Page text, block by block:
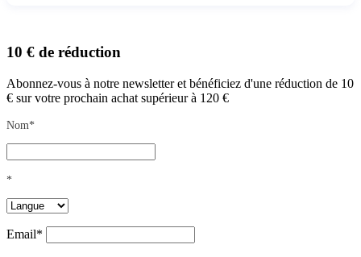
10 € de réduction
Abonnez-vous à notre newsletter et bénéficiez d'une réduction de 10
€ sur votre prochain achat supérieur à 120 €
Nom*
*
Email*